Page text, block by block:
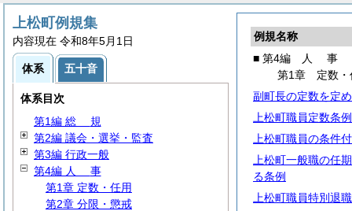
例規名称
■ 第4編
人 事
第1章 定数・
副町長の定数を定
上松町職員定数条例
上松町職員の条件
上松町一般職の任
る条例
上松町職員特別退
上松町例規集
内容現在 令和8年5月1日
体系 五十音
体系目次
第1編 総 規
第2編 議会・選挙・監査
第3編 行政一般
第4編 人 事
第1章 定数・任用
第2章 分限・懲戒